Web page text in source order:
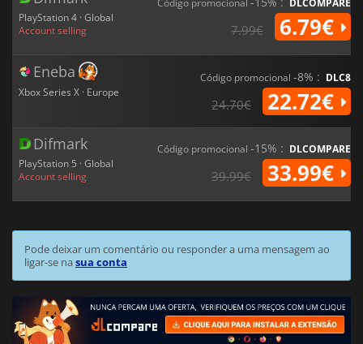
PlayStation 4 · Global
Account selling
Código promocional DLCOMPARE
7.99€ 6.79€
Eneba
Xbox Series X · Europe
Código promocional -8% : DLC8
24.70€ 22.72€
Difmark
PlayStation 5 · Global
Account selling
Código promocional -15% : DLCOMPARE
39.99€ 33.99€
Pode deixar um comentário ou responder a uma mensagem ao
ligar-se nasua conta